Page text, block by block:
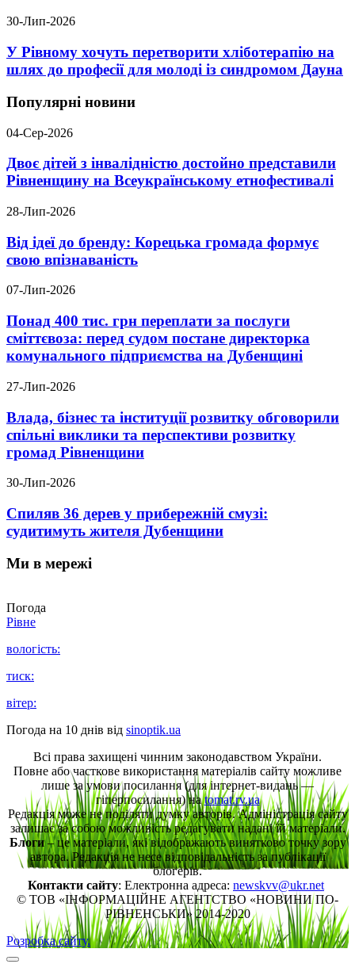
30-Лип-2026
У Рівному хочуть перетворити хліботерапію на
шлях до професії для молоді із синдромом Дауна
Популярні новини
04-Сер-2026
Двоє дітей з інвалідністю достойно представили
Рівненщину на Всеукраїнському етнофестивалі
28-Лип-2026
Від ідеї до бренду: Корецька громада формує
свою впізнаваність
07-Лип-2026
Понад 400 тис. грн переплати за послуги
сміттєвоза: перед судом постане директорка
комунального підприємства на Дубенщині
27-Лип-2026
Влада, бізнес та інституції розвитку обговорили
спільні виклики та перспективи розвитку
громад Рівненщини
30-Лип-2026
Спиляв 36 дерев у прибережній смузі:
судитимуть жителя Дубенщини
Ми в мережі
Погода
Рівне
вологість:
тиск:
вітер:
Погода на 10 днів від sinoptik.ua
Всі права захищені чинним законодавством України.
Повне або часткове використання матеріалів сайту можливе
лише за умови посилання (для інтернет-видань —
гіперпосилання) наtomat.rv.ua
Редакція може не поділяти думку авторів. Адміністрація сайту
залишає за собою можливість редагувати надані їй матеріали.
Блоги– це матеріали, які відображають винятково точку зору
автора. Редакція не несе відповідальність за публікації
блогерів.
Контакти сайту: Електронна адреса: newskvv@ukr.net
© ТОВ «ІНФОРМАЦІЙНЕ АГЕНТСТВО «НОВИНИ ПО-
РІВНЕНСЬКИ» 2014-2020
Розробка сайту.